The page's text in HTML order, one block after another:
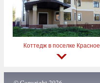
Коттедж в поселке Красное